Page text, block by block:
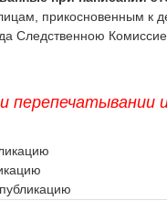
прикосновенным к
Следственною
перепечатывании